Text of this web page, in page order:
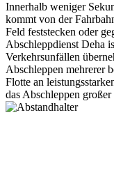
Innerhalb weniger
kommt von der
Feld feststecken oder
Abschleppdienst Deha
Verkehrsunfällen
Abschleppen mehrerer
Flotte an
das Abschleppen